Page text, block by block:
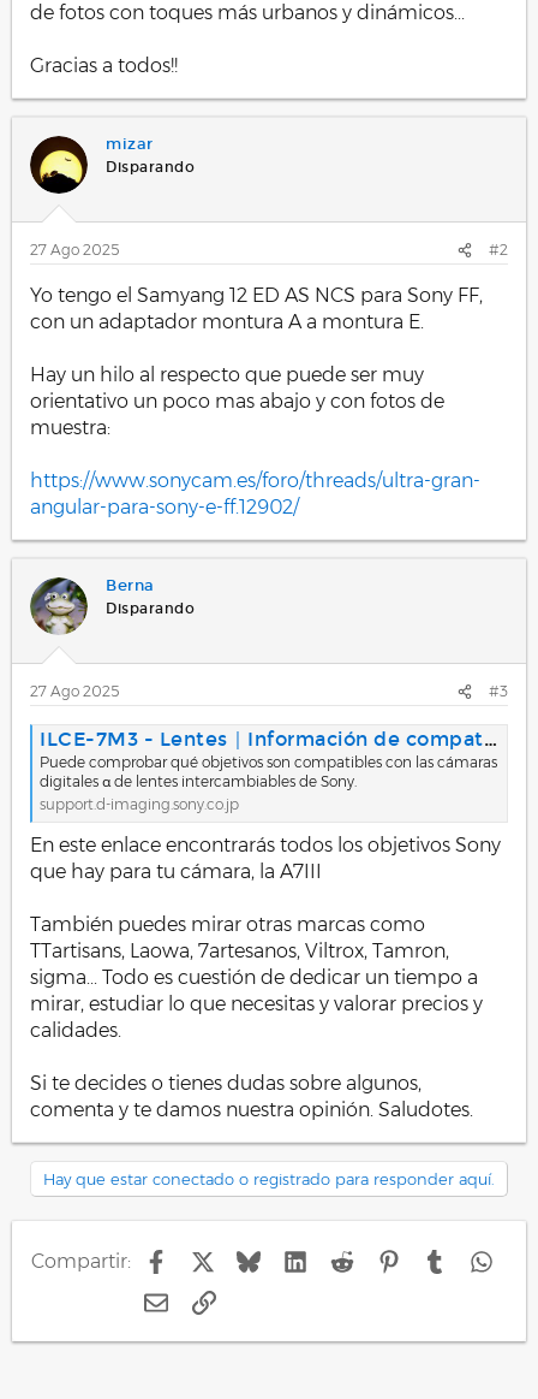
de fotos con toques más urbanos y dinámicos...
Gracias a todos!!
mizar
Disparando
27 Ago 2025 #2
Yo tengo el Samyang 12 ED AS NCS para Sony FF,
con un adaptador montura A a montura E.
Hay un hilo al respecto que puede ser muy
orientativo un poco mas abajo y con fotos de
muestra:
https://www.sonycam.es/foro/threads/ultra-gran-
angular-para-sony-e-ff.12902/
Berna
Disparando
27 Ago 2025 #3
ILCE-7M3 - Lentes｜Información de compatibilidad
Puede comprobar qué objetivos son compatibles con las cámaras
digitales α de lentes intercambiables de Sony.
support.d-imaging.sony.co.jp
En este enlace encontrarás todos los objetivos Sony
que hay para tu cámara, la A7III
También puedes mirar otras marcas como
TTartisans, Laowa, 7artesanos, Viltrox, Tamron,
sigma... Todo es cuestión de dedicar un tiempo a
mirar, estudiar lo que necesitas y valorar precios y
calidades.
Si te decides o tienes dudas sobre algunos,
comenta y te damos nuestra opinión. Saludotes.
Hay que estar conectado o registrado para responder aquí.
Compartir: FacebookBlueskyLinkedIn
Reddit PinterestTumblr
E-mailEnlace